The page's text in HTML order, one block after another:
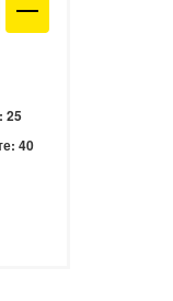
25
40